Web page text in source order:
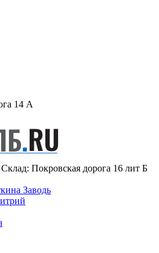
14 А
Покровская дорога 16 лит Б
Заводь